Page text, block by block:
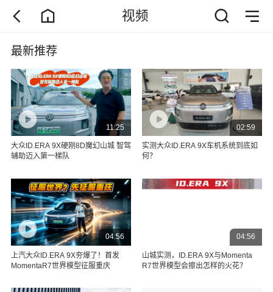
视频
最新推荐
11:25
大众ID.ERA 9X硬刚8D魔幻山城 智驾
辅助迈入第一梯队
02:59
实测大众ID.ERA 9X车机系统到底如
何？
04:56
上汽大众ID.ERA 9X夯爆了！首发
MomentaR7世界模型征服重庆
04:56
山城实测，ID.ERA 9X与Momenta
R7世界模型会擦出怎样的火花？